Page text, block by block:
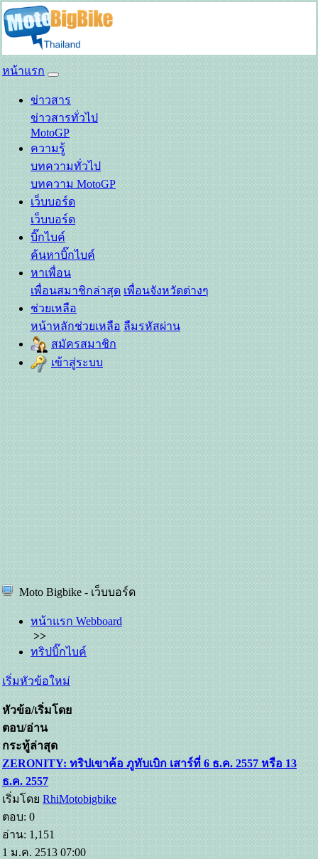
หน้าแรก
ข่าวสาร
ข่าวสารทั่วไป
MotoGP
ความรู้
บทความทั่วไป
บทความ MotoGP
เว็บบอร์ด
เว็บบอร์ด
บิ๊กไบค์
ค้นหาบิ๊กไบค์
หาเพื่อน
เพื่อนสมาชิกล่าสุด เพื่อนจังหวัดต่างๆ
ช่วยเหลือ
หน้าหลักช่วยเหลือ ลืมรหัสผ่าน
สมัครสมาชิก
เข้าสู่ระบบ
Moto Bigbike - เว็บบอร์ด
หน้าแรก Webboard
>>
ทริปบิ๊กไบค์
เริ่มหัวข้อใหม่
หัวข้อ/เริ่มโดย
ตอบ/อ่าน
กระทู้ล่าสุด
ZERONITY: ทริปเขาค้อ ภูทับเบิก เสาร์ที่ 6 ธ.ค. 2557 หรือ 13
ธ.ค. 2557
เริ่มโดย RhiMotobigbike
ตอบ: 0
อ่าน: 1,151
1 ม.ค. 2513 07:00